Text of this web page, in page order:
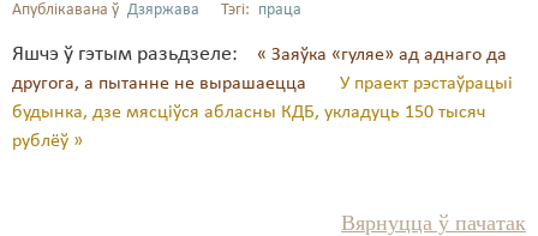
Апублікавана ў Дзяржава Тэгі: праца
Яшчэ ў гэтым разьдзеле:
« Заяўка «гуляе» ад аднаго да
другога, а пытанне не вырашаецца
У праект рэстаўрацыі
будынка, дзе мясціўся абласны КДБ, укладуць 150 тысяч
рублёў »
Вярнуцца ў пачатак